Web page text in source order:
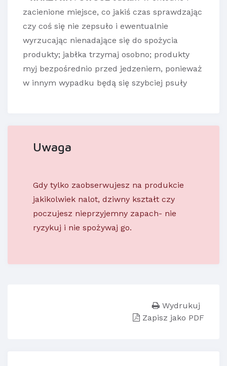
zacienione miejsce, co jakiś czas sprawdzając
czy coś się nie zepsuło i ewentualnie
wyrzucając nienadające się do spożycia
produkty; jabłka trzymaj osobno; produkty
myj bezpośrednio przed jedzeniem, ponieważ
w innym wypadku będą się szybciej psuły
Uwaga
Gdy tylko zaobserwujesz na produkcie
jakikolwiek nalot, dziwny kształt czy
poczujesz nieprzyjemny zapach- nie
ryzykuj i nie spożywaj go.
Wydrukuj
Zapisz jako PDF